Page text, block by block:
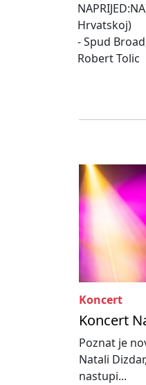
Hrvatskoj)
- Spud
Robert Tolic
Koncert
Koncert
Poznat je
Natali
nastupi...